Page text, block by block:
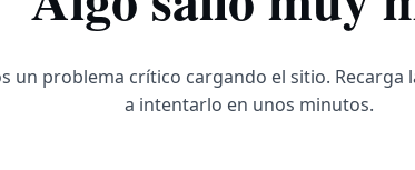
un problema crítico cargando el sitio. Recarga
a intentarlo en unos minutos.